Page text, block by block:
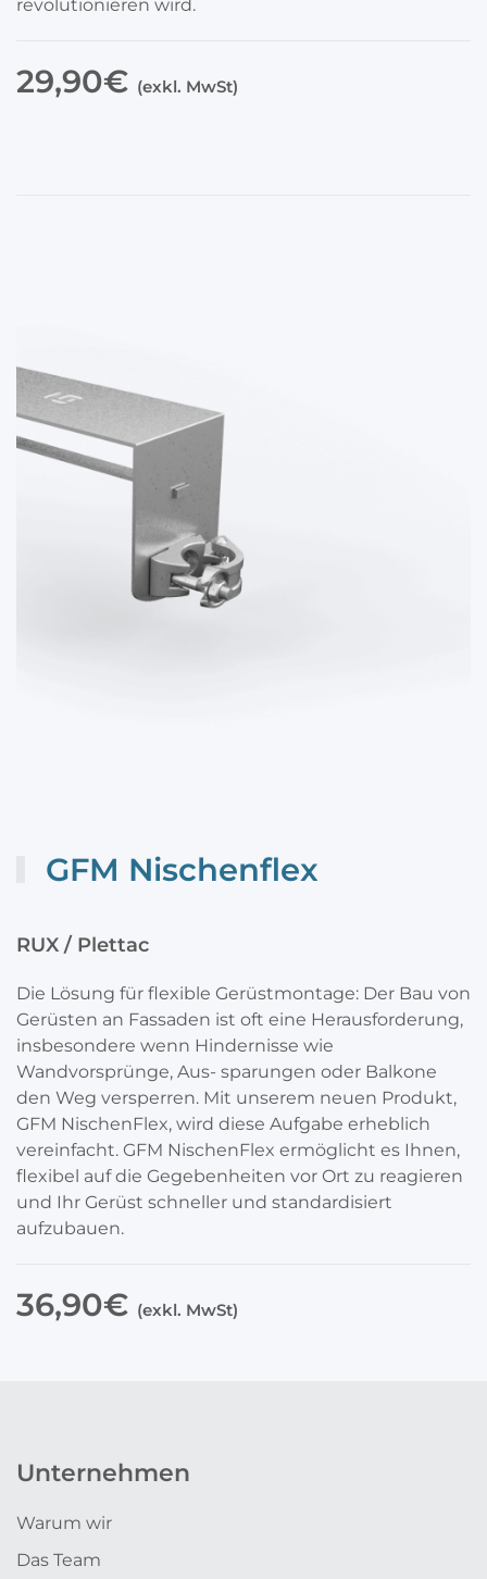
revolutionieren wird.
29,90€ (exkl. MwSt)
GFM Nischenflex
RUX / Plettac
Die Lösung für flexible Gerüstmontage: Der Bau von
Gerüsten an Fassaden ist oft eine Herausforderung,
insbesondere wenn Hindernisse wie
Wandvorsprünge, Aus- sparungen oder Balkone
den Weg versperren. Mit unserem neuen Produkt,
GFM NischenFlex, wird diese Aufgabe erheblich
vereinfacht. GFM NischenFlex ermöglicht es Ihnen,
flexibel auf die Gegebenheiten vor Ort zu reagieren
und Ihr Gerüst schneller und standardisiert
aufzubauen.
36,90€ (exkl. MwSt)
Unternehmen
Warum wir
Das Team